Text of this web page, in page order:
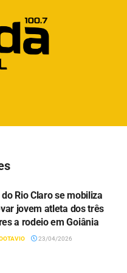
Rio Claro se mobiliza
jovem atleta dos três
a rodeio em Goiânia
23/04/2026